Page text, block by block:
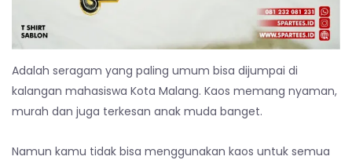
Adalah seragam yang paling umum bisa dijumpai di
kalangan mahasiswa Kota Malang. Kaos memang nyaman,
murah dan juga terkesan anak muda banget.
Namun kamu tidak bisa menggunakan kaos untuk semua